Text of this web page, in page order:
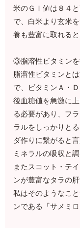
米のＧＩ値は８４
で、白米より玄米
養も豊富に取れると
③脂溶性ビタミンを
脂溶性ビタミンと
で、ビタミンＡ・
後血糖値を急激に
る必要があり、フ
ラルをしっかりと
ダ作りに繋がると
ミネラルの吸収と
またスコット・テ
ンが豊富なタラの
私はそのようなこ
ンである『サメミ